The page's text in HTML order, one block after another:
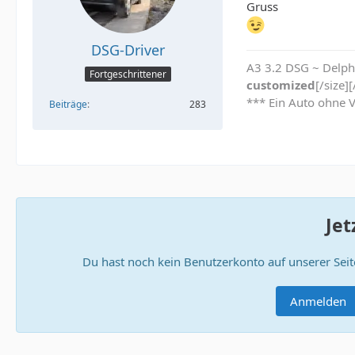
DSG-Driver
Fortgeschrittener
Beiträge 283
Gruss
A3 3.2 DSG ~
customized[/
*** Ein Auto ohne
Du hast noch kein Benutzerkonto auf unserer
Anmelden